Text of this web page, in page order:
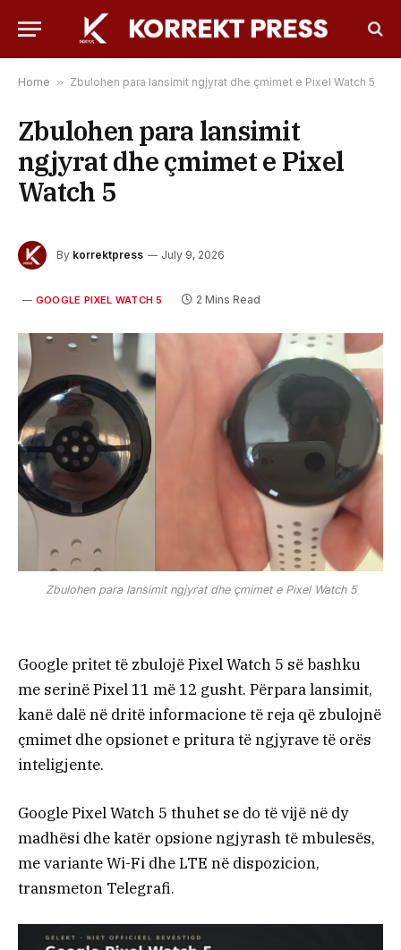
Home » Zbulohen para lansimit ngjyrat dhe çmimet e Pixel Watch 5
Zbulohen para lansimit
ngjyrat dhe çmimet e Pixel
Watch 5
By korrektpress July 9, 2026
GOOGLE PIXEL WATCH 5 2 Mins Read
Zbulohen para lansimit ngjyrat dhe çmimet e Pixel Watch 5
Google pritet të zbulojë Pixel Watch 5 së bashku
me serinë Pixel 11 më 12 gusht. Përpara lansimit,
kanë dalë në dritë informacione të reja që zbulojnë
çmimet dhe opsionet e pritura të ngjyrave të orës
inteligjente.
Google Pixel Watch 5 thuhet se do të vijë në dy
madhësi dhe katër opsione ngjyrash të mbulesës,
me variante Wi-Fi dhe LTE në dispozicion,
transmeton Telegrafi.